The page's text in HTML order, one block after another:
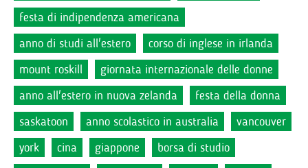
festa di indipendenza americana
anno di studi all'estero
corso di inglese in irlanda
mount roskill
giornata internazionale delle donne
anno all'estero in nuova zelanda
festa della donna
saskatoon
anno scolastico in australia
vancouver
york
cina giappone
borsa di studio